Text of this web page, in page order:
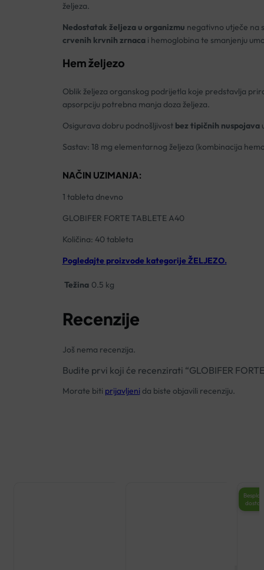
željeza.
Nedostatak željeza u organizmu negativno utječe na
crvenih krvnih zrnacai hemoglobina te smanjenju
Hem željezo
Oblik željeza organskog podrijetla koje predstavlja
apsorpciju potrebna manja doza željeza.
Osigurava dobru podnošljivostbez tipičnih nuspojava
Sastav: 18 mg elementarnog željeza (kombinacija
NAČIN UZIMANJA:
1 tableta dnevno
GLOBIFER FORTE TABLETE A40
Količina: 40 tableta
Pogledajte proizvode kategorije ŽELJEZO.
Težina 0.5 kg
Recenzije
Još nema recenzija.
Budite prvi koji će recenzirati “GLOBIFER
Morate biti prijavljeni da biste objavili recenziju.